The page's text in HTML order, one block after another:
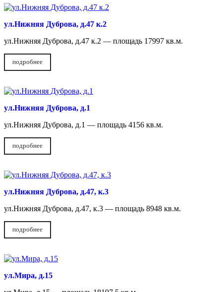
ул.Нижняя Дуброва, д.47 к.2
ул.Нижняя Дуброва, д.47 к.2 — площадь 17997 кв.м.
подробнее
ул.Нижняя Дуброва, д.1
ул.Нижняя Дуброва, д.1 — площадь 4156 кв.м.
подробнее
ул.Нижняя Дуброва, д.47, к.3
ул.Нижняя Дуброва, д.47, к.3 — площадь 8948 кв.м.
подробнее
ул.Мира, д.15